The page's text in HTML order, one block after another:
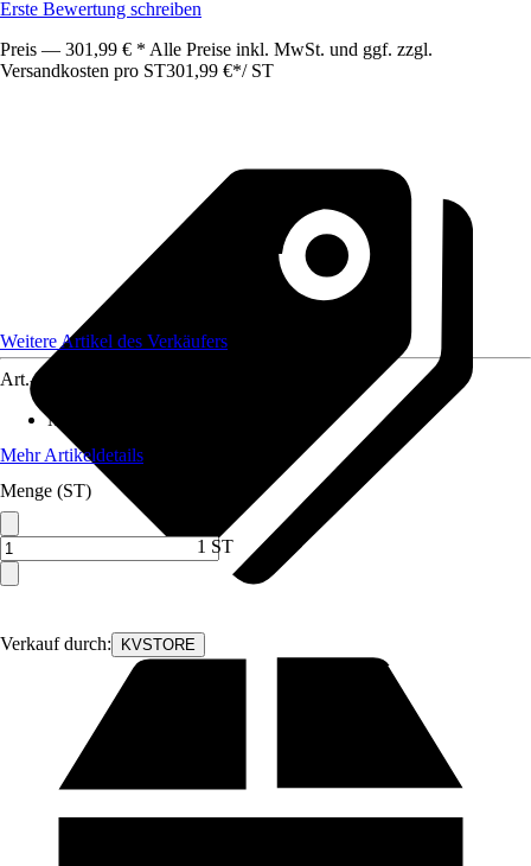
Erste Bewertung schreiben
Preis — 301,99 € * Alle Preise inkl. MwSt. und ggf. zzgl.
Versandkosten pro ST301,99 €*/ ST
Verkauf durch: KVSTORE
Weitere Artikel des Verkäufers
Art.-Nr.
Maße (BxHxT)
Mehr Artikeldetails
Menge (ST)
1 ST